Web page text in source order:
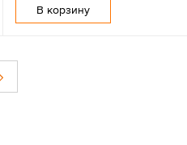
В корзину